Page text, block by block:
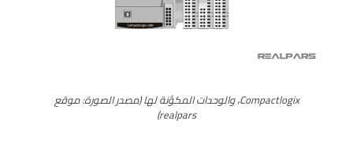
Compactlogix، والوحدات المكوَّنة لها (مصدر الصورة: موقع
realpars)